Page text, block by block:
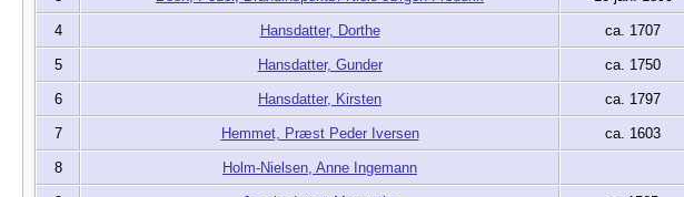
4 Hansdatter, Dorthe ca. 1707
5 Hansdatter, Gunder ca. 1750
6 Hansdatter, Kirsten ca. 1797
7 Hemmet, Præst Peder Iversen ca. 1603
8 Holm-Nielsen, Anne Ingemann